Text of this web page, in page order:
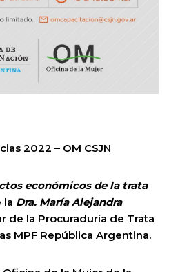
2022 – OM CSJN
económicos de la trata
la Dra. María Alejandra
de la Procuraduría de Trata
MPF República Argentina.